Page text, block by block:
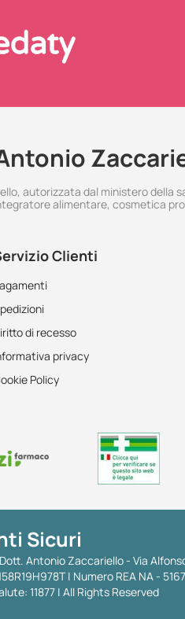
autorizzata dal ministero della
alimentare, cosmetica
Clienti
di recesso
privacy
Policy
Sicuri
Antonio Zaccariello - Via
| Numero REA NA -
11877 | All Rights Reserved